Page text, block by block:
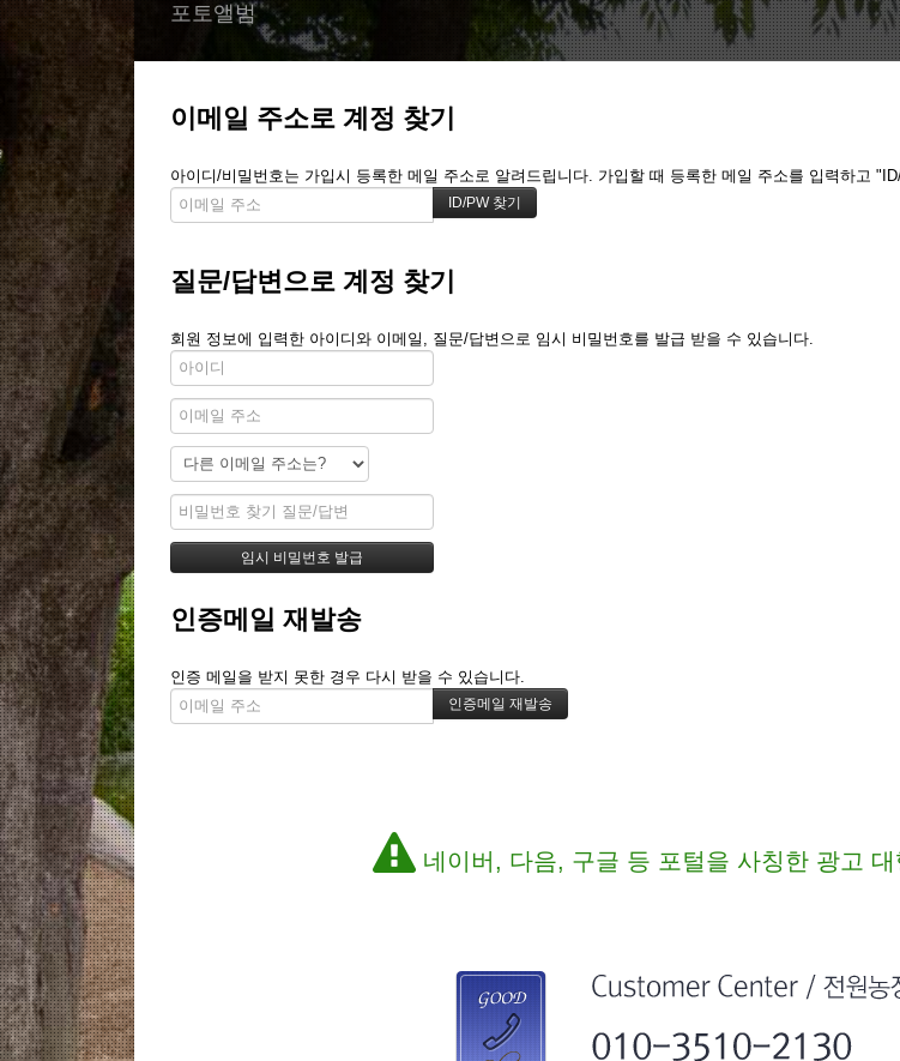
포토앨범
이메일 주소로 계정 찾기
아이디/비밀번호는 가입시 등록한 메일 주소로 알려드립니다. 가입할 때 등록한 메일 주소를 입력하고
질문/답변으로 계정 찾기
회원 정보에 입력한 아이디와 이메일, 질문/답변으로 임시 비밀번호를 발급 받을 수 있습니다.
인증메일 재발송
인증 메일을 받지 못한 경우 다시 받을 수 있습니다.
네이버, 다음, 구글 등 포털을 사칭한 광고